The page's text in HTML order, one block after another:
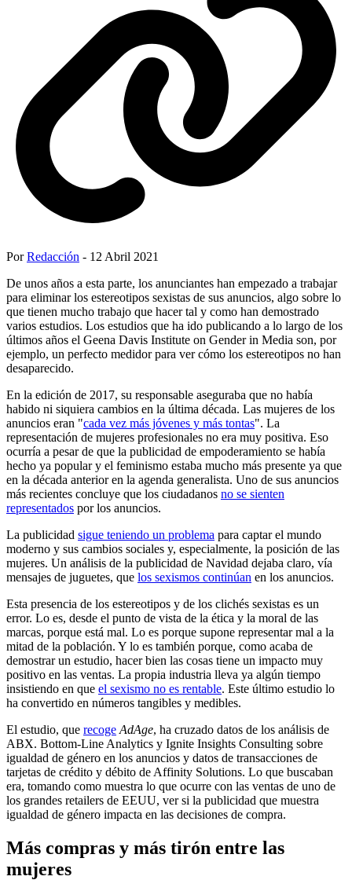
PorRedacción - 12 Abril 2021
De unos años a esta parte, los anunciantes han empezado a trabajar
para eliminar los estereotipos sexistas de sus anuncios, algo sobre lo
que tienen mucho trabajo que hacer tal y como han demostrado
varios estudios. Los estudios que ha ido publicando a lo largo de los
últimos años el Geena Davis Institute on Gender in Media son, por
ejemplo, un perfecto medidor para ver cómo los estereotipos no han
desaparecido.
En la edición de 2017, su responsable aseguraba que no había
habido ni siquiera cambios en la última década. Las mujeres de los
anuncios eran "cada vez más jóvenes y más tontas". La
representación de mujeres profesionales no era muy positiva. Eso
ocurría a pesar de que la publicidad de empoderamiento se había
hecho ya popular y el feminismo estaba mucho más presente ya que
en la década anterior en la agenda generalista. Uno de sus anuncios
más recientes concluye que los ciudadanos no se sienten
representados por los anuncios.
La publicidad sigue teniendo un problema para captar el mundo
moderno y sus cambios sociales y, especialmente, la posición de las
mujeres. Un análisis de la publicidad de Navidad dejaba claro, vía
mensajes de juguetes, que los sexismos continúan en los anuncios.
Esta presencia de los estereotipos y de los clichés sexistas es un
error. Lo es, desde el punto de vista de la ética y la moral de las
marcas, porque está mal. Lo es porque supone representar mal a la
mitad de la población. Y lo es también porque, como acaba de
demostrar un estudio, hacer bien las cosas tiene un impacto muy
positivo en las ventas. La propia industria lleva ya algún tiempo
insistiendo en que el sexismo no es rentable. Este último estudio lo
ha convertido en números tangibles y medibles.
El estudio, que recoge AdAge, ha cruzado datos de los análisis de
ABX. Bottom-Line Analytics y Ignite Insights Consulting sobre
igualdad de género en los anuncios y datos de transacciones de
tarjetas de crédito y débito de Affinity Solutions. Lo que buscaban
era, tomando como muestra lo que ocurre con las ventas de uno de
los grandes retailers de EEUU, ver si la publicidad que muestra
igualdad de género impacta en las decisiones de compra.
Más compras y más tirón entre las
mujeres